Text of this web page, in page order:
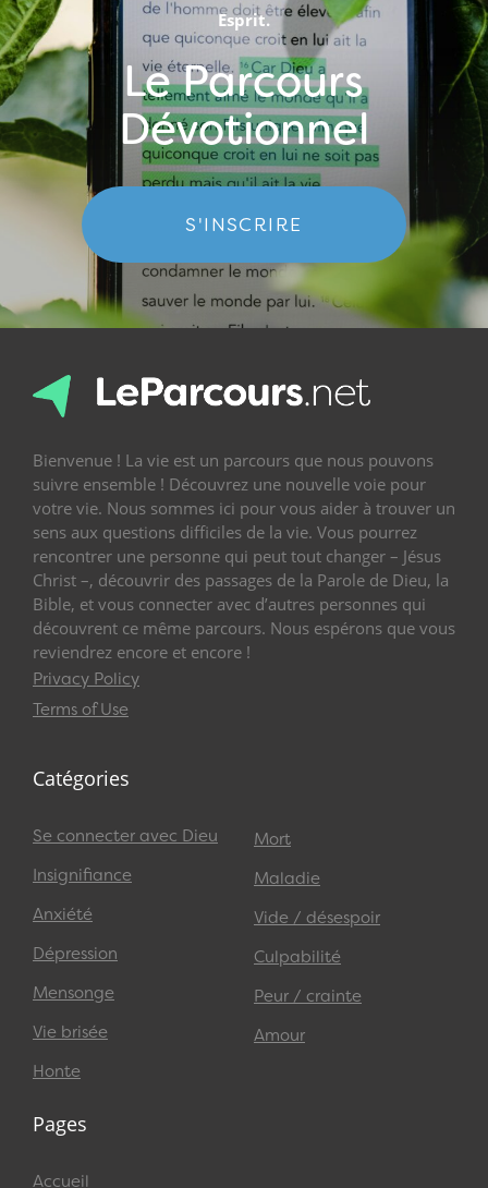
Esprit.
Le Parcours
Dévotionnel
S'INSCRIRE
Bienvenue ! La vie est un parcours que nous pouvons
suivre ensemble ! Découvrez une nouvelle voie pour
votre vie. Nous sommes ici pour vous aider à trouver un
sens aux questions difficiles de la vie. Vous pourrez
rencontrer une personne qui peut tout changer – Jésus
Christ –, découvrir des passages de la Parole de Dieu, la
Bible, et vous connecter avec d’autres personnes qui
découvrent ce même parcours. Nous espérons que vous
reviendrez encore et encore !
Privacy Policy
Terms of Use
Catégories
Se connecter avec Dieu
Insignifiance
Anxiété
Dépression
Mensonge
Vie brisée
Honte
Mort
Maladie
Vide / désespoir
Culpabilité
Peur / crainte
Amour
Pages
Accueil